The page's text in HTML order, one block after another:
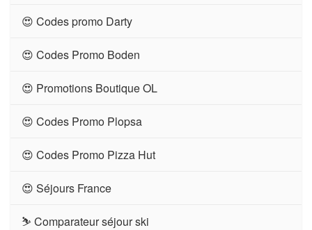
😍 Codes promo Darty
😍 Codes Promo Boden
😍 Promotions Boutique OL
😍 Codes Promo Plopsa
😍 Codes Promo Pizza Hut
😍 Séjours France
⛷ Comparateur séjour ski